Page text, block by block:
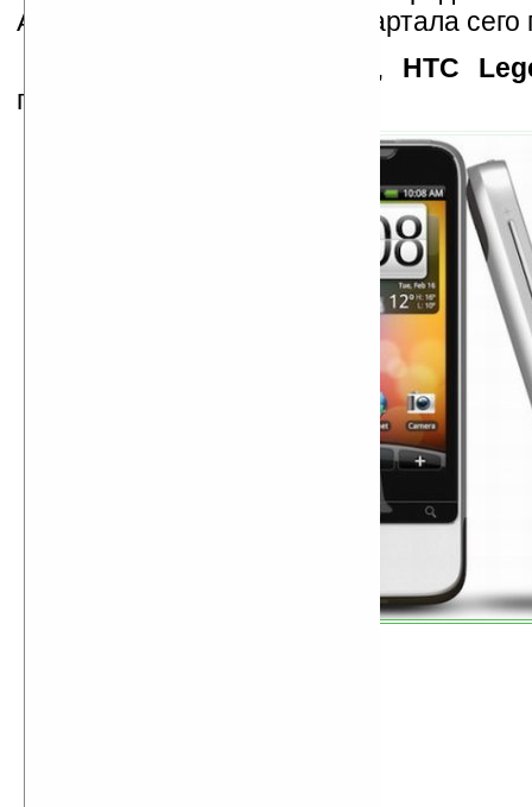
Азии, начиная со второго квартала сего
, HTC
приемником HTC Hero.